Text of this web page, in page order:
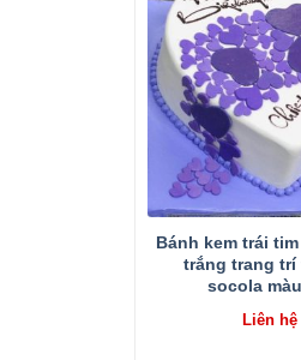
Bánh kem trái
trắng trang trí
socola
Liên hệ